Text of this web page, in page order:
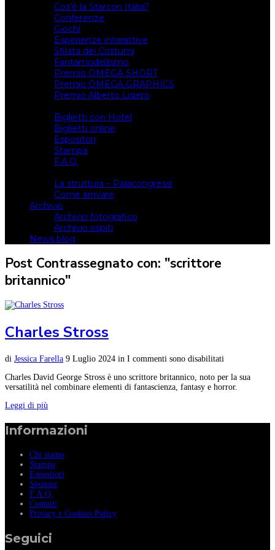
Cos’è la Starcon Italia?
Conferenze
Giochi
Esperienze interattive
Sfilata dei Costumi
Fantamodellismo
Premio OMEGA SHORT
Premio OMEGA GRAPHICS
Premio Alberto Lisiero
Biglietti con Hotel
Biglietti online
Espositori
Stampa
F.A.Q.
La struttura – Palacongressi
Come arrivare
Archivio
Archivio fotografico
Archivio ospiti
News blog
Post Contrassegnato con: "scrittore
britannico"
Charles Stross
di Jessica Farella 9 Luglio 2024 in I commenti sono disabilitati
Charles David George Stross è uno scrittore britannico, noto per la sua
versatilità nel combinare elementi di fantascienza, fantasy e horror.
Leggi di più
Informazioni
Chi siamo
Stampa
Espositori
Sponsor
F.A.Q.
Contatti
Privacy e Cookies Policy
Seguici